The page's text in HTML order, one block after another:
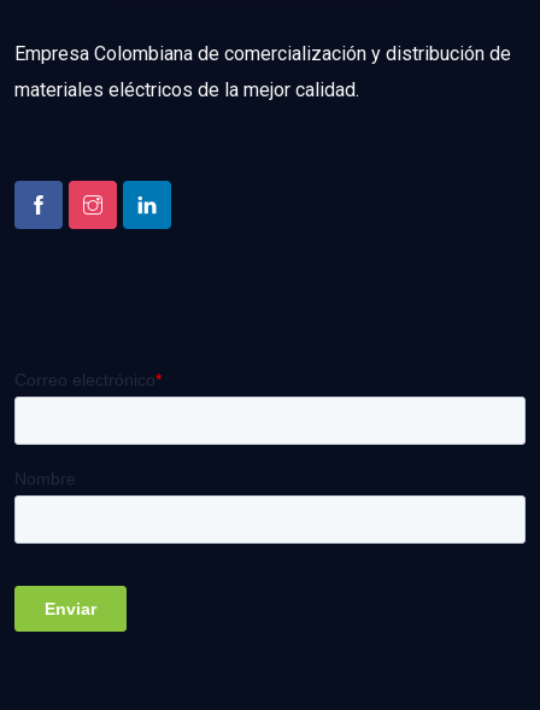
Empresa Colombiana de comercialización y distribución de
materiales eléctricos de la mejor calidad.